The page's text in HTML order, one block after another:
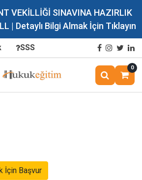
VEKİLLİĞİ SINAVINA HAZIRLIK
| Detaylı Bilgi Almak İçin Tıklayın
SSS
0
İçin Başvur